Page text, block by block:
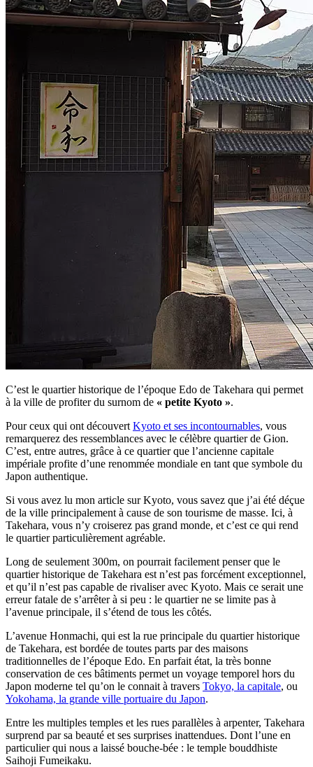
C’est le quartier historique de l’époque Edo de Takehara qui permet
à la ville de profiter du surnom de « petite Kyoto ».
Pour ceux qui ont découvert Kyoto et ses incontournables, vous
remarquerez des ressemblances avec le célèbre quartier de Gion.
C’est, entre autres, grâce à ce quartier que l’ancienne capitale
impériale profite d’une renommée mondiale en tant que symbole du
Japon authentique.
Si vous avez lu mon article sur Kyoto, vous savez que j’ai été déçue
de la ville principalement à cause de son tourisme de masse. Ici, à
Takehara, vous n’y croiserez pas grand monde, et c’est ce qui rend
le quartier particulièrement agréable.
Long de seulement 300m, on pourrait facilement penser que le
quartier historique de Takehara est n’est pas forcément exceptionnel,
et qu’il n’est pas capable de rivaliser avec Kyoto. Mais ce serait une
erreur fatale de s’arrêter à si peu : le quartier ne se limite pas à
l’avenue principale, il s’étend de tous les côtés.
L’avenue Honmachi, qui est la rue principale du quartier historique
de Takehara, est bordée de toutes parts par des maisons
traditionnelles de l’époque Edo. En parfait état, la très bonne
conservation de ces bâtiments permet un voyage temporel hors du
Japon moderne tel qu’on le connait à travers Tokyo, la capitale, ou
Yokohama, la grande ville portuaire du Japon.
Entre les multiples temples et les rues parallèles à arpenter, Takehara
surprend par sa beauté et ses surprises inattendues. Dont l’une en
particulier qui nous a laissé bouche-bée : le temple bouddhiste
Saihoji Fumeikaku.